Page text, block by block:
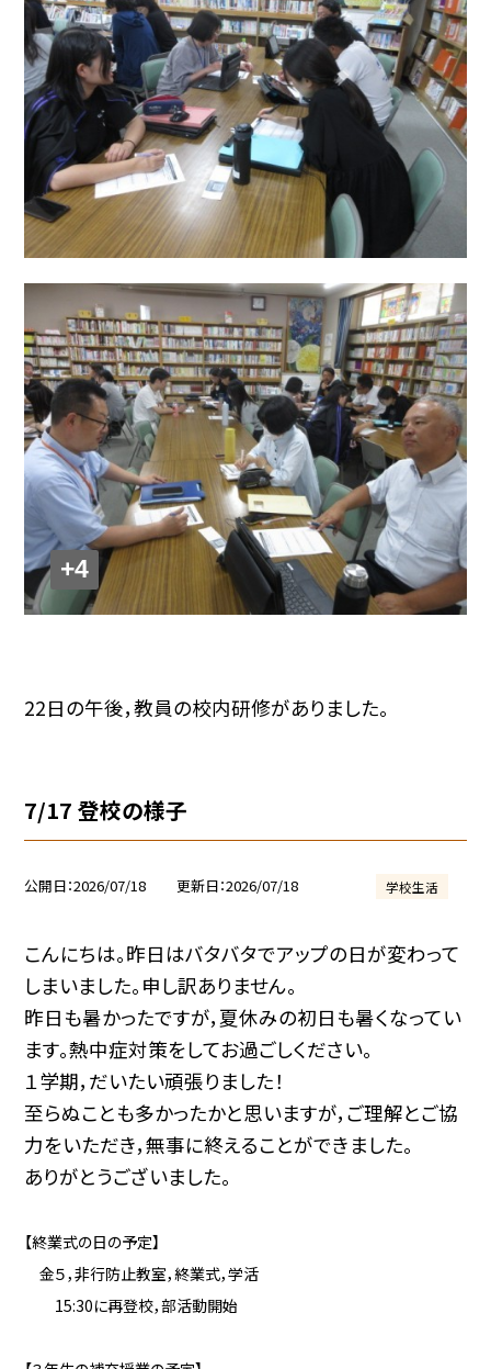
+4
22日の午後，教員の校内研修がありました。
7/17 登校の様子
公開日 2026/07/18 更新日 2026/07/18 学校生活
こんにちは。昨日はバタバタでアップの日が変わって
しまいました。申し訳ありません。
昨日も暑かったですが，夏休みの初日も暑くなってい
ます。熱中症対策をしてお過ごしください。
１学期，だいたい頑張りました！
至らぬことも多かったかと思いますが，ご理解とご協
力をいただき，無事に終えることができました。
ありがとうございました。
【終業式の日の予定】
金５，非行防止教室，終業式，学活
15:30に再登校，部活動開始